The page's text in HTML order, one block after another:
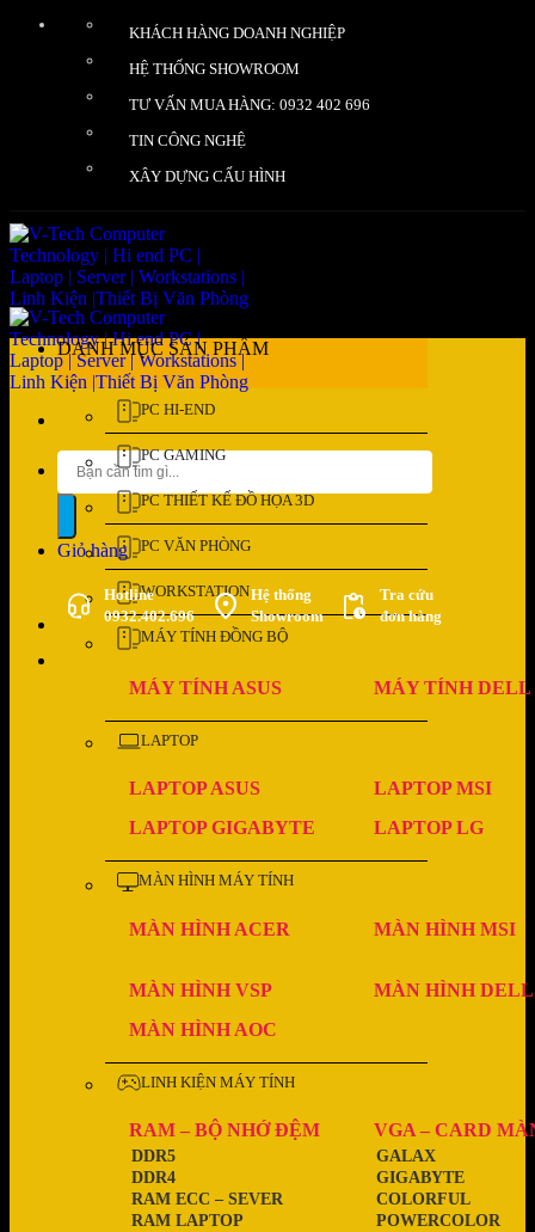
KHÁCH HÀNG DOANH NGHIỆP
HỆ THỐNG SHOWROOM
TƯ VẤN MUA HÀNG: 0932 402 696
TIN CÔNG NGHỆ
XÂY DỰNG CẤU HÌNH
Tìm
kiếm:
Giỏ hàng
Hotline
0932.402.696
Hệ thống
Showroom
Tra cứu
đơn hàng
DANH MỤC SẢN PHẨM
PC HI-END
PC GAMING
PC THIẾT KẾ ĐỒ HỌA 3D
PC VĂN PHÒNG
WORKSTATION
MÁY TÍNH ĐỒNG BỘ
MÁY TÍNH ASUS MÁY TÍNH DELL
LAPTOP
LAPTOP ASUS
LAPTOP MSI
LAPTOP GIGABYTE
LAPTOP LG
MÀN HÌNH MÁY TÍNH
MÀN HÌNH ACER MÀN HÌNH MSI
MÀN HÌNH VSP
MÀN HÌNH DELL
MÀN HÌNH AOC
LINH KIỆN MÁY TÍNH
RAM – BỘ NHỚ ĐỆM
RAM LAPTOP
RAM ECC – SEVER
DDR4
DDR5
VGA – CARD
POWERCOLOR
COLORFUL
GIGABYTE
GALAX